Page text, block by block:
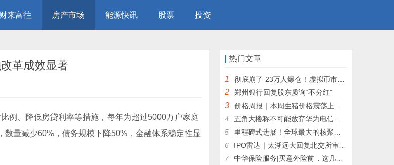
财来富往 房产市场 能源快讯 股票 投资
革成效显著
例、降低房贷利率等措施，每年为超过5000万户家庭
量减少60%，债务规模下降50%，金融体系稳定性显
热门文章
1 彻底崩了 23万人爆仓！虚拟币市场全线暴跌 黑天鹅来临的前兆？
2 郑州银行回复股东质询“不分红”
3
价格周报｜本周生猪价格震荡上行 市场乐观预期仍存
4
五角大楼称不可能放弃华为电信设备：恳求国会豁免
5
里程碑式进展！全球最大的核聚变装置投用在即 行业商业化进程有望加速
6
IPO雷达｜太湖远大回复北交所审议会议意见函，经营活动现金流持续为负引关注
7
中华保险服务|买意外险前，这几个问题一定要弄懂